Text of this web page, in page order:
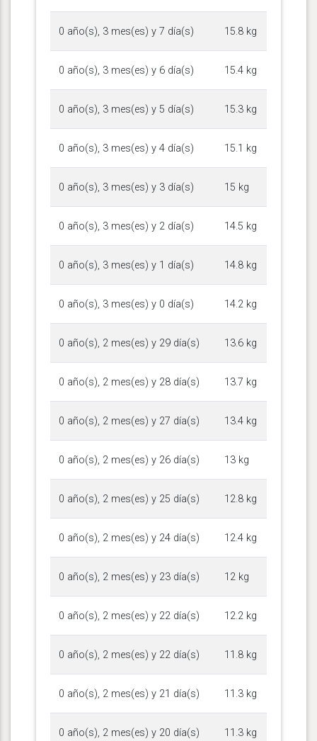
0 año(s), 3 mes(es) y 7 día(s) 15.8 kg
0 año(s), 3 mes(es) y 6 día(s) 15.4 kg
0 año(s), 3 mes(es) y 5 día(s) 15.3 kg
0 año(s), 3 mes(es) y 4 día(s) 15.1 kg
0 año(s), 3 mes(es) y 3 día(s) 15 kg
0 año(s), 3 mes(es) y 2 día(s) 14.5 kg
0 año(s), 3 mes(es) y 1 día(s) 14.8 kg
0 año(s), 3 mes(es) y 0 día(s) 14.2 kg
0 año(s), 2 mes(es) y 29 día(s) 13.6 kg
0 año(s), 2 mes(es) y 28 día(s) 13.7 kg
0 año(s), 2 mes(es) y 27 día(s) 13.4 kg
0 año(s), 2 mes(es) y 26 día(s) 13 kg
0 año(s), 2 mes(es) y 25 día(s) 12.8 kg
0 año(s), 2 mes(es) y 24 día(s) 12.4 kg
0 año(s), 2 mes(es) y 23 día(s) 12 kg
0 año(s), 2 mes(es) y 22 día(s) 12.2 kg
0 año(s), 2 mes(es) y 22 día(s) 11.8 kg
0 año(s), 2 mes(es) y 21 día(s) 11.3 kg
0 año(s), 2 mes(es) y 20 día(s) 11.3 kg